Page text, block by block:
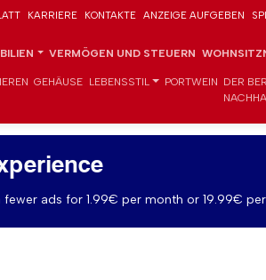
KARRIERE KONTAKTE ANZEIGE AUFGEBEN
VERMÖGEN UND STEUERN
GEHÄUSE LEBENSSTIL PORTWEIN DER
ads for 1.99€ per month or 19.99€